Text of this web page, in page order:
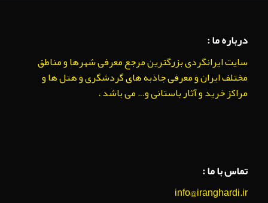
درباره ما :
سایت ایرانگردی بزرگترین مرجع معرفی شهرها و مناطق
مختلف ایران و معرفی جاذبه های گردشگری و هتل ها و
مراکز خرید و آثار باستانی و… می باشد .
تماس با ما :
info@iranghardi.ir